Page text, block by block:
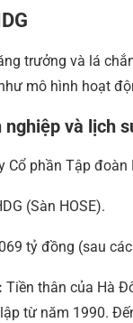
trưởng và lá
mô hình hoạt
nghiệp và lịch
Cổ phần Tập đoàn
(Sàn HOSE).
tỷ đồng (sau
Tiền thân của Hà
từ năm 1990.